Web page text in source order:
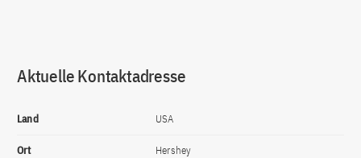
Aktuelle Kontaktadresse
Land USA
Ort Hershey